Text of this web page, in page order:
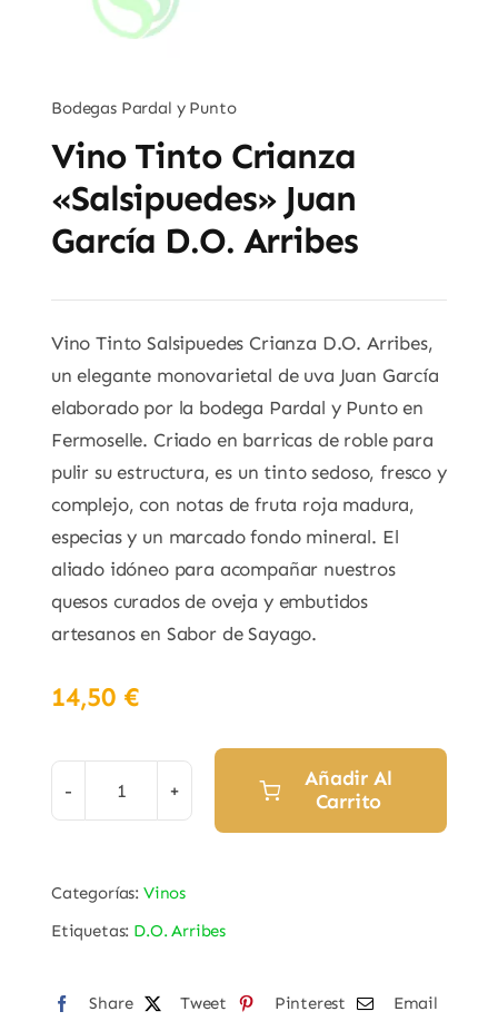
Bodegas Pardal y Punto
Vino Tinto Crianza
«Salsipuedes» Juan
García D.O. Arribes
Vino Tinto Salsipuedes Crianza D.O. Arribes,
un elegante monovarietal de uva Juan García
elaborado por la bodega Pardal y Punto en
Fermoselle. Criado en barricas de roble para
pulir su estructura, es un tinto sedoso, fresco y
complejo, con notas de fruta roja madura,
especias y un marcado fondo mineral. El
aliado idóneo para acompañar nuestros
quesos curados de oveja y embutidos
artesanos en Sabor de Sayago.
14,50 €
Vino
"Salsipuedes"
Juan
D.O.
Añadir Al
Carrito
Categorías: Vinos
Etiquetas: D.O. Arribes
Share Tweet Pinterest Email